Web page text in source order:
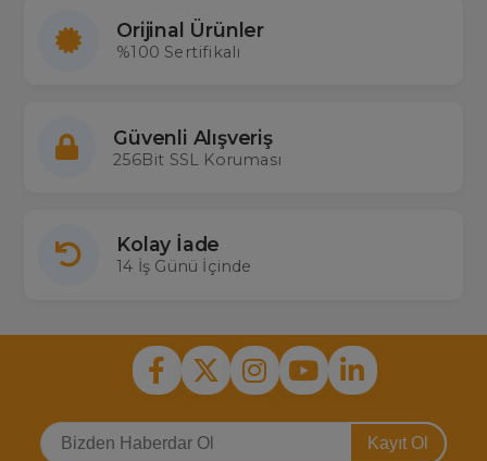
Orijinal Ürünler
%100 Sertifikalı
Güvenli Alışveriş
256Bit SSL Koruması
Kolay İade
14 İş Günü İçinde
Kayıt Ol